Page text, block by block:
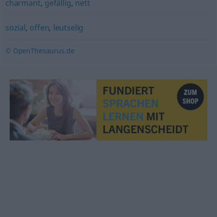
charmant, gefällig, nett
sozial, offen, leutselig
© OpenThesaurus.de